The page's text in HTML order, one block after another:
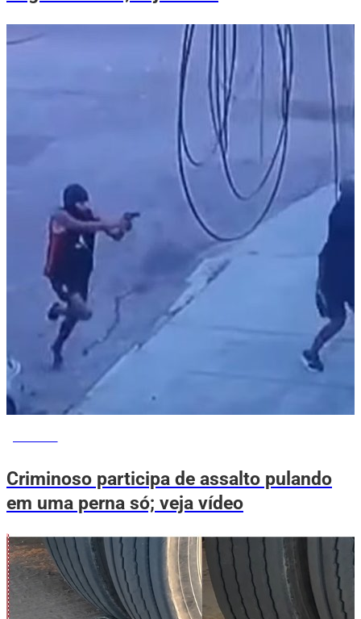
Criminoso participa de assalto pulando
em uma perna só; veja vídeo